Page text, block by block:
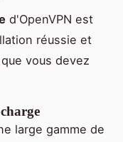
d'OpenVPN est
réussie et
vous devez
large gamme de